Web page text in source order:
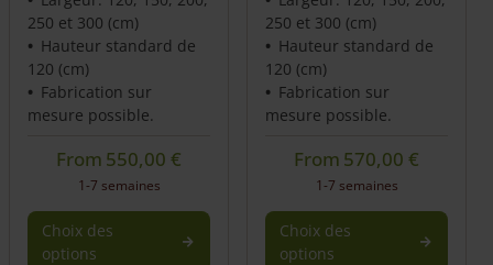
250 et 300 (cm)
Hauteur standard de
120 (cm)
Fabrication sur
mesure possible.
From 550,00€
1-7 semaines
Choix des
options
250 et 300 (cm)
Hauteur standard de
120 (cm)
Fabrication sur
mesure possible.
From 570,00€
1-7 semaines
Choix des
options